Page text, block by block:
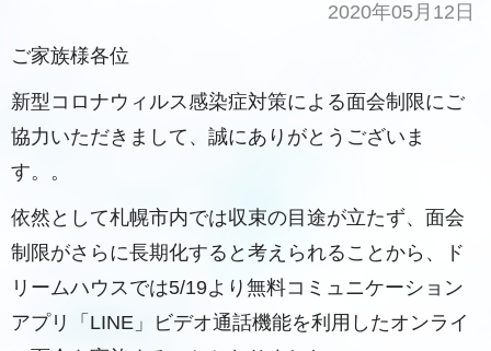
2020年05月12日
ご家族様各位
新型コロナウィルス感染症対策による面会制限にご
協力いただきまして、誠にありがとうございま
す。。
依然として札幌市内では収束の目途が立たず、面会
制限がさらに長期化すると考えられることから、ド
リームハウスでは5/19より無料コミュニケーション
アプリ「LINE」ビデオ通話機能を利用したオンライ